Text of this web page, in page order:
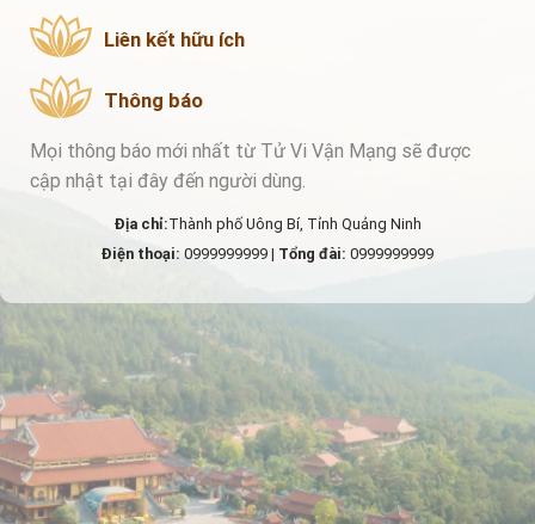
Liên kết hữu ích
Thông báo
Mọi thông báo mới nhất từ Tử Vi Vận Mạng sẽ được
cập nhật tại đây đến người dùng.
Địa chỉ:Thành phố Uông Bí, Tỉnh Quảng Ninh
Điện thoại: 0999999999 | Tổng đài: 0999999999